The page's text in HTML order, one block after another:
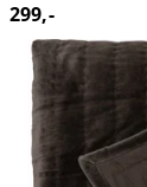
299,-